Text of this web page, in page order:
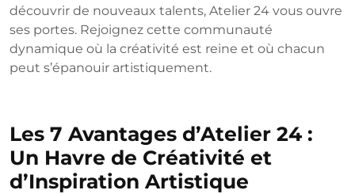
découvrir de nouveaux talents, Atelier 24 vous ouvre
ses portes. Rejoignez cette communauté
dynamique où la créativité est reine et où chacun
peut s’épanouir artistiquement.
Les 7 Avantages d’Atelier 24 :
Un Havre de Créativité et
d’Inspiration Artistique